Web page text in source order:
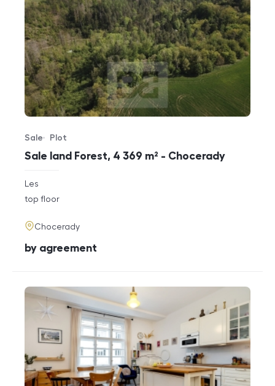
Sale land Forest, 4 369 m² - Chocerady
Offer type
Sale
Property type
Plot
rozměry
disposition
Les
funkce
top floor
adresa
Chocerady
cena
by agreement